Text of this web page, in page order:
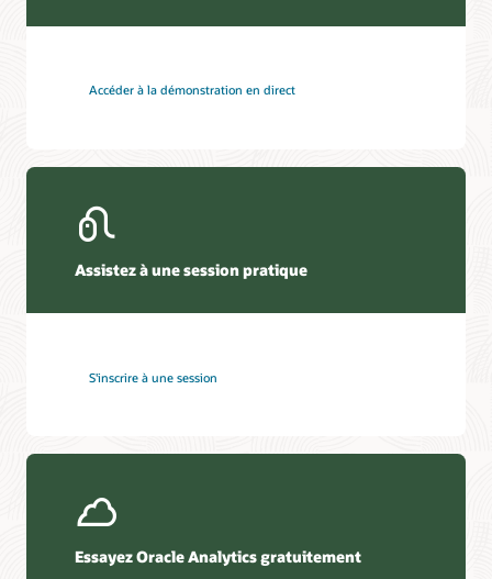
Accéder à la démonstration en direct
Assistez à une session pratique
S'inscrire à une session
Essayez Oracle Analytics gratuitement